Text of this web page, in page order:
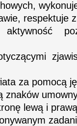
respektuje
za pomocą
znaków
lewą i prawą